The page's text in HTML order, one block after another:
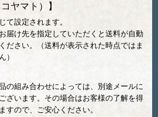
ヤマト）】
て設定されます。
届け先を指定していただくと送料が自動
ださい。（送料が表示された時点ではま
）
の組み合わせによっては、別途メールに
ざいます。その場合はお客様の了解を得
すので、ご安心ください。